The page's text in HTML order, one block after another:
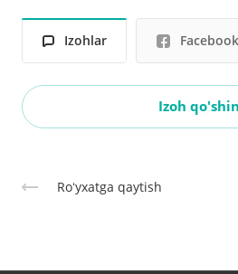
Izohlar Facebook
Izoh
Roʻyxatga qaytish